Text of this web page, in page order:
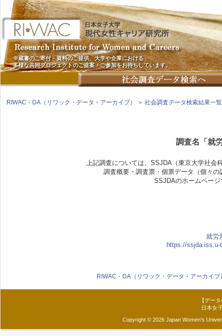
※蔵書のご寄付・資料のご提供、大学や企業における
多様な共同プロジェクトのご提案・ご参加をお待ちしています。
RIWAC・DA（リワック・データ・アーカイブ） ＞ 社会調査データ検索結果一覧
調査名「就
上記調査については、SSJDA（東京大学社会
調査概要・調査票・個票データ（個々
SSJDAのホームペー
就労
https://ssjda.iss.u-
RIWAC・DA（リワック・データ・アーカイブ
【デー
日本女
Copyright © 2026 Japan Women's